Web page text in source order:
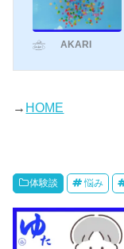
AKARI
→ HOME
体験談 悩み